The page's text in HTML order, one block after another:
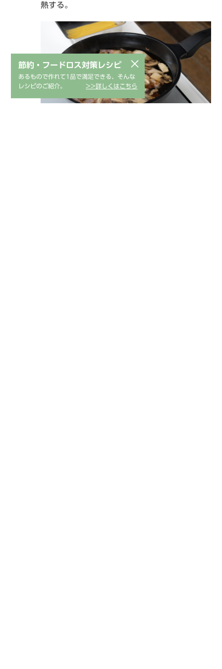
熱する。
×
節約・フードロス対策レシピ
あるもので作れて1品で満足できる、そんな
レシピのご紹介。
>>詳しくはこちら